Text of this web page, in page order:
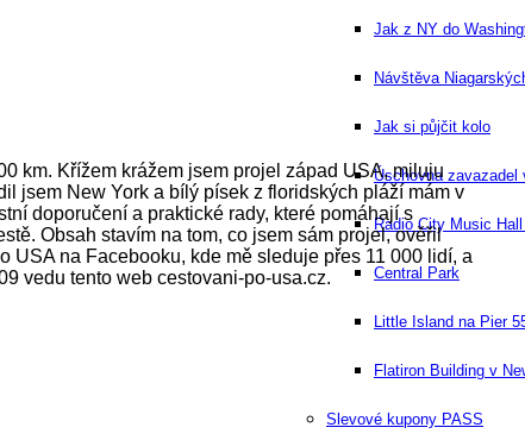
Jak z NY do
Návštěva
Jak si půjčit kolo
Úschovna zavazadel
Radio City Music
Central Park
Little Island na Pier
Flatiron Building v
Slevové kupony PASS
km. Křížem krážem jsem projel západ USA, miluju
jsem New York a bílý písek z floridských pláží mám v
doporučení a praktické rady, které pomáhají s
Obsah stavím na tom, co jsem sám projel, ověřil
USA na Facebooku, kde mě sleduje přes 11 000 lidí, a
vedu tento web cestovani-po-usa.cz.